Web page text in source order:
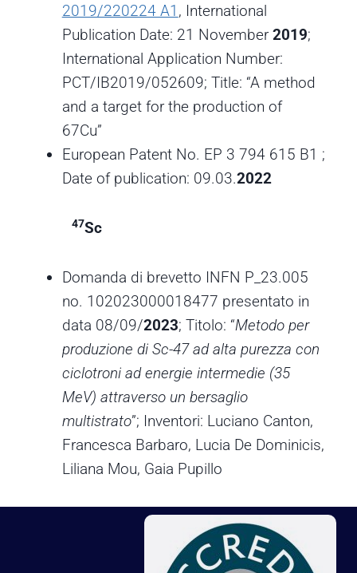
2019/220224 A1 , International
Publication Date: 21 November 2019;
International Application Number:
PCT/IB2019/052609; Title: “A method
and a target for the production of
67Cu”
European Patent No. EP 3 794 615 B1 ;
Date of publication: 09.03.2022
47Sc
Domanda di brevetto INFN P_23.005
no. 102023000018477 presentato in
data 08/09/2023; Titolo: “Metodo per
produzione di Sc-47 ad alta purezza con
ciclotroni ad energie intermedie (35
MeV) attraverso un bersaglio
multistrato”; Inventori: Luciano Canton,
Francesca Barbaro, Lucia De Dominicis,
Liliana Mou, Gaia Pupillo